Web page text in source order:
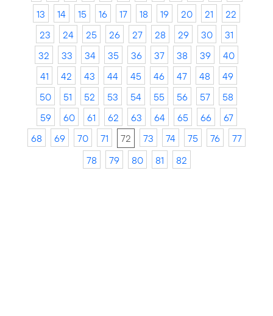
13
14 15 16 17 18 19 20 21
22
23
24 25 26 27 28 29 30
31
32
33 34 35 36 37 38 39
40
41
42 43 44 45 46 47 48
49
50
51 52 53 54 55 56 57
58
59
60 61 62 63 64 65 66
67
68
69 70 71 72 73 74 75 76
77
78
79 80 81 82